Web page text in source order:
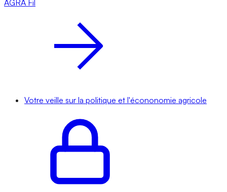
AGRA Fil
Votre veille sur la politique et l'écononomie agricole